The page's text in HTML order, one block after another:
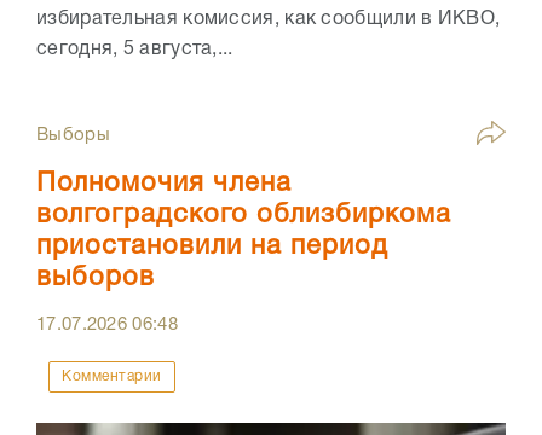
избирательная комиссия, как сообщили в ИКВО,
сегодня, 5 августа,...
Выборы
Полномочия члена
волгоградского облизбиркома
приостановили на период
выборов
17.07.202606:48
Комментарии